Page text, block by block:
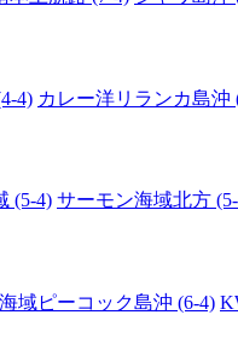
4) カレー洋リランカ島沖
(5-4) サーモン海域北方
域ピーコック島沖 (6-4)